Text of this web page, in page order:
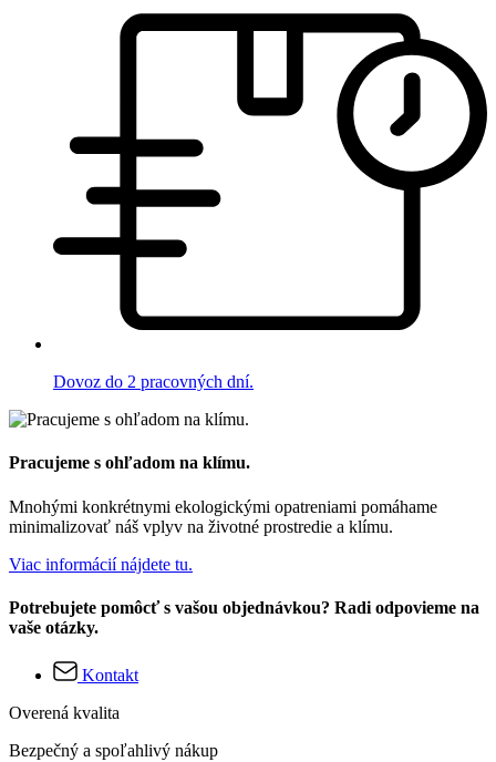
Dovoz do 2 pracovných dní.
Pracujeme s ohľadom na klímu.
Mnohými konkrétnymi ekologickými opatreniami pomáhame
minimalizovať náš vplyv na životné prostredie a klímu.
Viac informácií nájdete tu.
Potrebujete pomôcť s vašou objednávkou? Radi odpovieme na
vaše otázky.
Kontakt
Overená kvalita
Bezpečný a spoľahlivý nákup